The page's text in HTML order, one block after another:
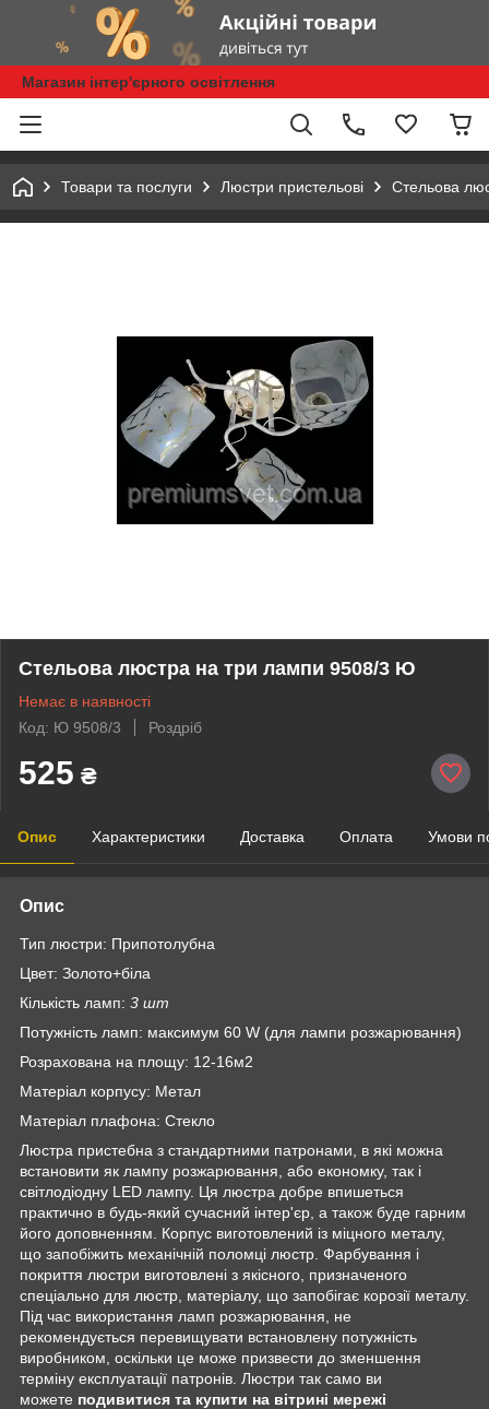
Магазин інтер'єрного освітлення
Товари та послуги Люстри пристельові Стельова
Стельова люстра на три лампи 9508/3 Ю
Немає в наявності
Код: Ю 9508/3
Роздріб
525 ₴
Опис Характеристики Доставка Оплата Умови
Опис
Тип люстри: Припотолубна
Цвет: Золото+біла
Кількість ламп: 3 шт
Потужність ламп: максимум 60 W (для лампи розжарювання)
Розрахована на площу: 12-16м2
Матеріал корпусу: Метал
Матеріал плафона: Стекло
Люстра пристебна з стандартними патронами, в які можна
встановити як лампу розжарювання, або економку, так і
світлодіодну LED лампу. Ця люстра добре впишеться
практично в будь-який сучасний інтер'єр, а також буде гарним
його доповненням. Корпус виготовлений із міцного металу,
що запобіжить механічній поломці люстр. Фарбування і
покриття люстри виготовлені з якісного, призначеного
спеціально для люстр, матеріалу, що запобігає корозії металу.
Під час використання ламп розжарювання, не
рекомендується перевищувати встановлену потужність
виробником, оскільки це може призвести до зменшення
терміну експлуатації патронів. Люстри так само ви
можете подивитися та купити на вітрині мережі